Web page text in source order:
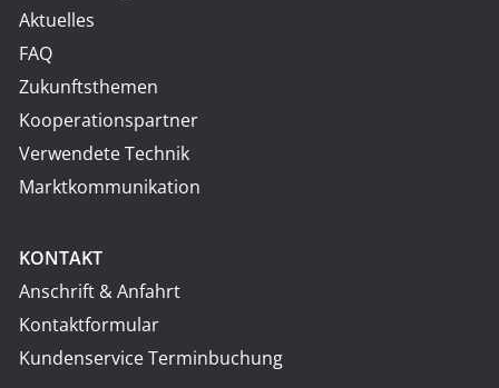
Aktuelles
FAQ
Zukunftsthemen
Kooperationspartner
Verwendete Technik
Marktkommunikation
KONTAKT
Anschrift & Anfahrt
Kontaktformular
Kundenservice Terminbuchung